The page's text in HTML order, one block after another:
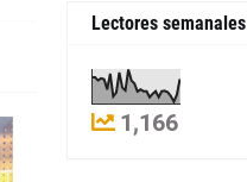
Lectores semanales
1,166